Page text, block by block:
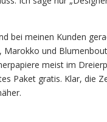
bei meinen Kunden
Marokko und
meist im
Paket gratis. Klar, die